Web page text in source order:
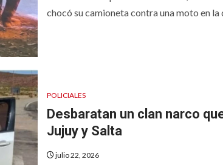
chocó su camioneta contra una moto en la
POLICIALES
Desbaratan un clan narco
Jujuy y Salta
julio 22, 2026